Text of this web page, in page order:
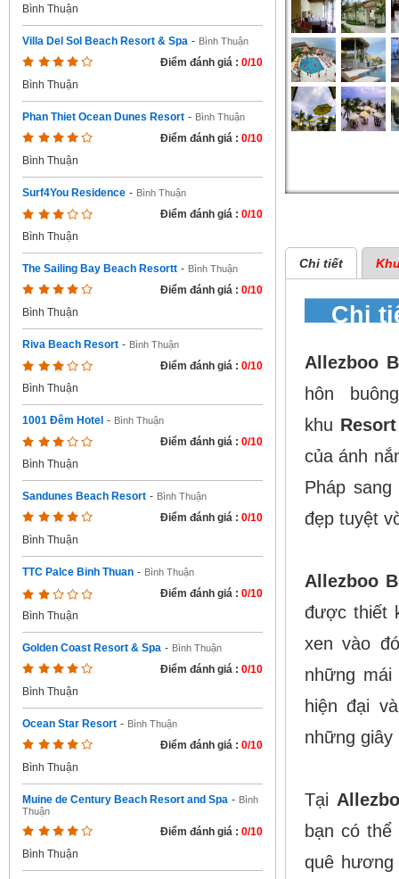
Bình Thuận
Villa Del Sol Beach Resort & Spa - Bình Thuận
Điểm đánh giá : 0/10
Bình Thuận
Phan Thiet Ocean Dunes Resort - Bình Thuận
Điểm đánh giá : 0/10
Bình Thuận
Surf4You Residence - Bình Thuận
Điểm đánh giá : 0/10
Bình Thuận
The Sailing Bay Beach Resortt - Bình Thuận
Điểm đánh giá : 0/10
Bình Thuận
Riva Beach Resort - Bình Thuận
Điểm đánh giá : 0/10
Bình Thuận
1001 Đêm Hotel - Bình Thuận
Điểm đánh giá : 0/10
Bình Thuận
Sandunes Beach Resort - Bình Thuận
Điểm đánh giá : 0/10
Bình Thuận
TTC Palce Binh Thuan - Bình Thuận
Điểm đánh giá : 0/10
Bình Thuận
Golden Coast Resort & Spa - Bình Thuận
Điểm đánh giá : 0/10
Bình Thuận
Ocean Star Resort - Bình Thuận
Điểm đánh giá : 0/10
Bình Thuận
Muine de Century Beach Resort and Spa - Bình
Thuận
Điểm đánh giá : 0/10
Bình Thuận
Chi tiết
Chi
Allezboo
hôn
khu
của ánh
Pháp
đẹp tuyệt
Allezboo
được thiết
xen vào
những
hiện đại
những
Tại
bạn có
quê